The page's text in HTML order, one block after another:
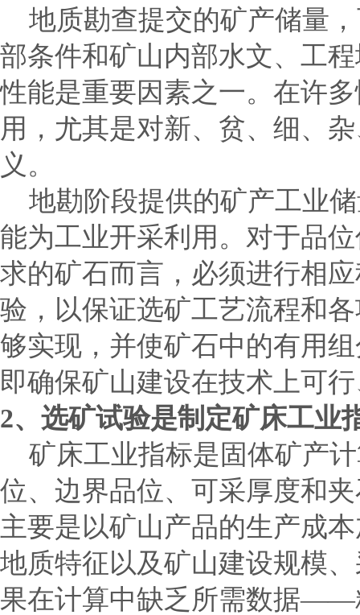
地质勘查提交的矿产储量
部条件和矿山内部水文、工
性能是重要因素之一。在许
用，尤其是对新、贫、细、
义。
地勘阶段提供的矿产工业
能为工业开采利用。对于品
求的矿石而言，必须进行相
验，以保证选矿工艺流程和
够实现，并使矿石中的有用
即确保矿山建设在技术上可
2、选矿试验是制定矿床工业
矿床工业指标是固体矿产
位、边界品位、可采厚度和
主要是以矿山产品的生产成
地质特征以及矿山建设规模
果在计算中缺乏所需数据——